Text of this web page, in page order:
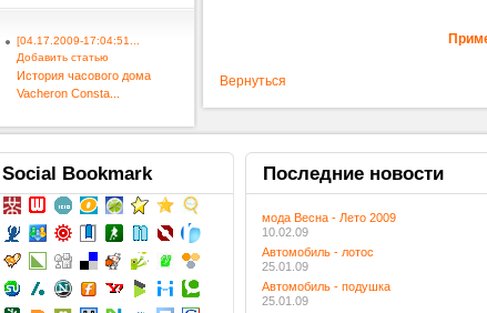
Вернуться
[04.17.2009-17:04:51...
Добавить статью
История часового дома
Vacheron Consta...
Social Bookmark Последниеновости
мода Весна - Лето 2009
10.02.09
Автомобиль - лотос
25.01.09
Автомобиль - подушка
25.01.09